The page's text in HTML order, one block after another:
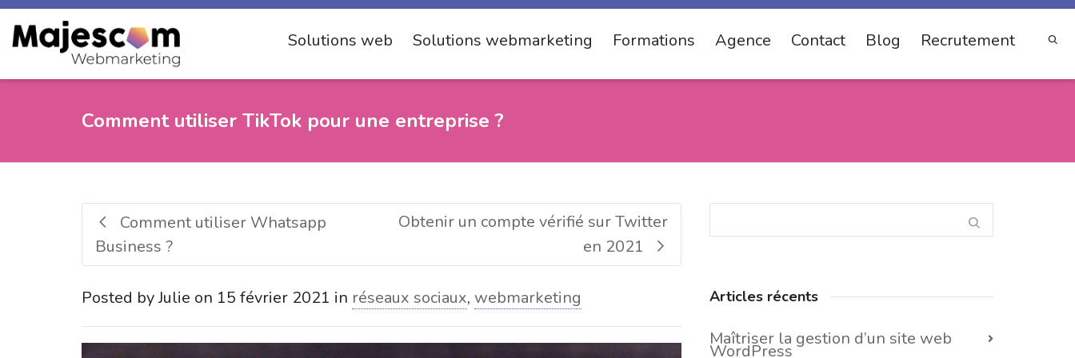
Solutions web Solutions webmarketing Formations Agence Contact Blog Recrutement
Comment utiliser TikTok pour une entreprise ?
Comment utiliser Whatsapp
Business ?
Obtenir un compte vérifié sur Twitter
en 2021
Posted byJulie on 15 février 2021 in réseaux sociaux, webmarketing Articles récents
Maîtriser la gestion d’un site web
WordPress